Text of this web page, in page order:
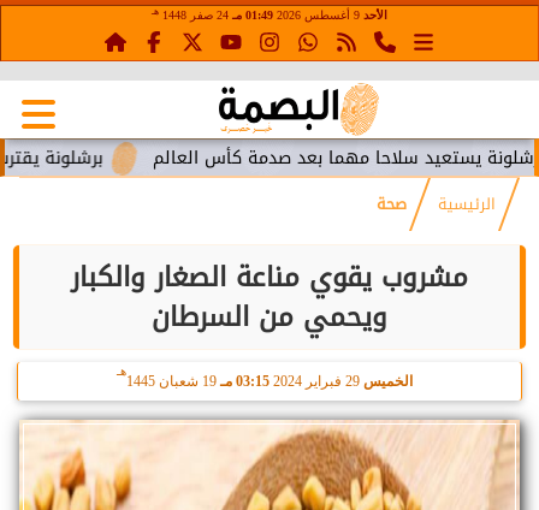
الأحد 01:49 مـ 24 صفر 1448 هـ
برشلونة يقترب من سلاحا مهما بعد صدمة كأس العالم
الرئيسية صحة
مشروب يقوي مناعة الصغار والكبار
ويحمي من السرطان
الخميس 03:15 مـ 19 شعبان 1445
هـ